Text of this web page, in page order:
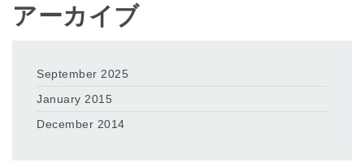
アーカイブ
September 2025
January 2015
December 2014